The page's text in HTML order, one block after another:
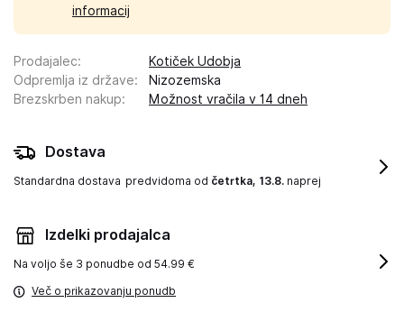
informacij
Prodajalec:
Kotiček Udobja
Odpremlja iz države:
Nizozemska
Brezskrben nakup: Možnost vračila v 14 dneh
Dostava
Standardna dostava predvidoma od četrtka, 13.8. naprej
Izdelki prodajalca
Na voljo še 3 ponudbe od 54.99 €
Več o prikazovanju ponudb